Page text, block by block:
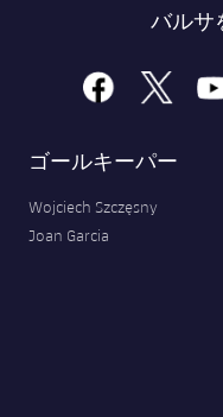
バルサ
facebook
x
ゴールキーパー
Wojciech Szczęsny
Joan Garcia